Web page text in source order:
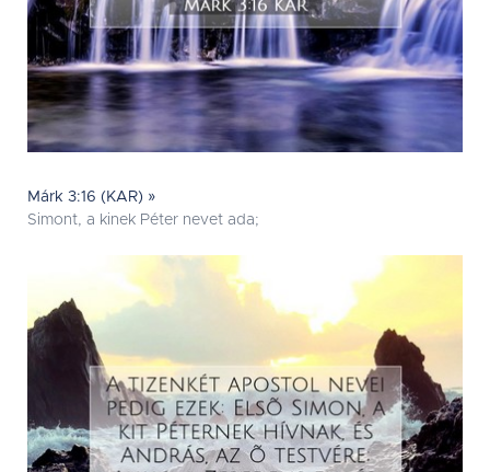
Márk 3:16 (KAR) »
Simont, a kinek Péter nevet ada;